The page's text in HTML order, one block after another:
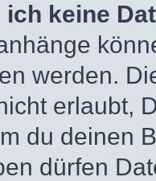
ich keine
werden.
erlaubt,
du deinen
dürfen